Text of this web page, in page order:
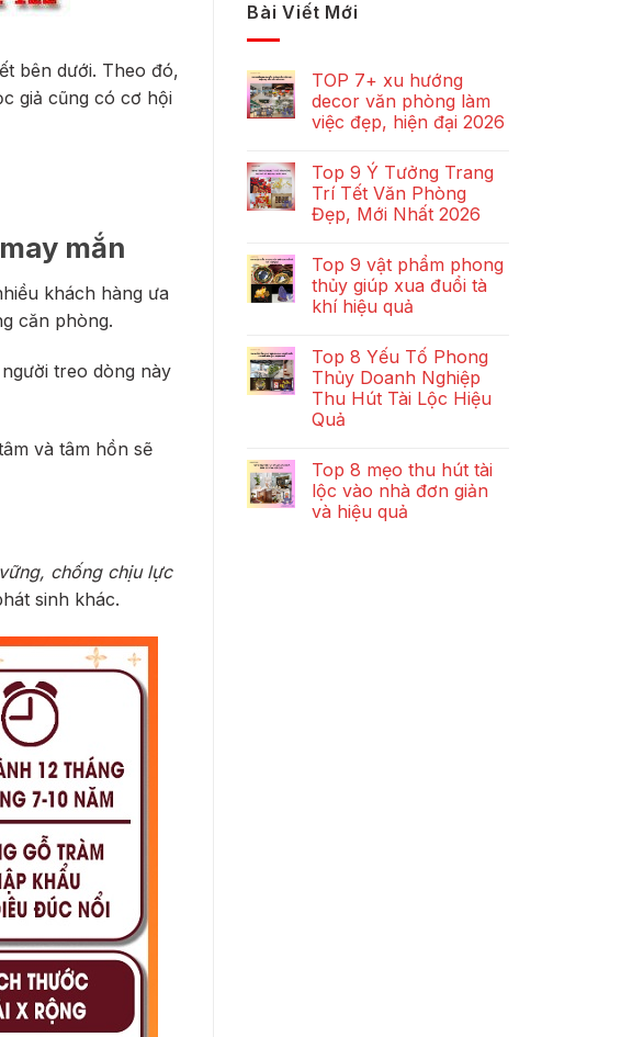
bên dưới. Theo đó,
giả cũng có cơ hội
mắn
khách hàng ưa
căn phòng.
treo dòng này
và tâm hồn sẽ
chống chịu lực
sinh khác.
Bài Viết Mới
TOP 7+ xu hướng
decor văn phòng làm
việc đẹp, hiện đại 2026
Top 9 Ý Tưởng Trang
Trí Tết Văn Phòng
Đẹp, Mới Nhất 2026
Top 9 vật phẩm phong
thủy giúp xua đuổi tà
khí hiệu quả
Top 8 Yếu Tố Phong
Thủy Doanh Nghiệp
Thu Hút Tài Lộc Hiệu
Quả
Top 8 mẹo thu hút tài
lộc vào nhà đơn giản
và hiệu quả